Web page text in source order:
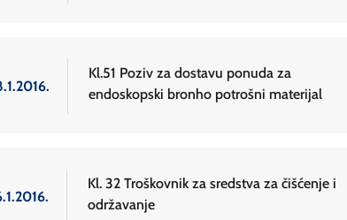
Kl.51 Poziv za dostavu ponuda za
endoskopski bronho potrošni materijal
Kl. 32 Troškovnik za sredstva za čišćenje i
održavanje